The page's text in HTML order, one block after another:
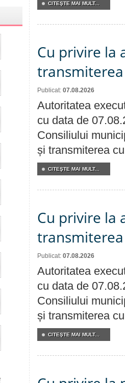
CITEŞTE MAI MULT...
Cu privire la
Publicat: 07.08.2026
Autoritatea
cu data de
Consiliului
și transmiterea
CITEŞTE MAI MULT...
Cu privire la
Publicat: 07.08.2026
Autoritatea
cu data de
Consiliului
și transmiterea
CITEŞTE MAI MULT...